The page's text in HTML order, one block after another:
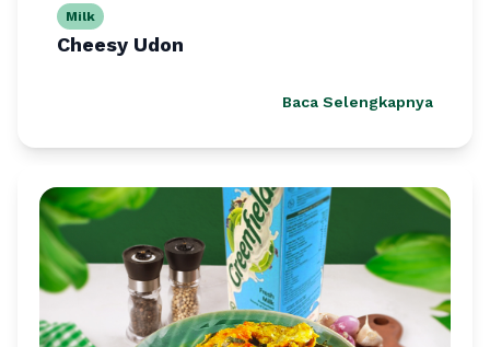
Milk
Cheesy Udon
Baca Selengkapnya